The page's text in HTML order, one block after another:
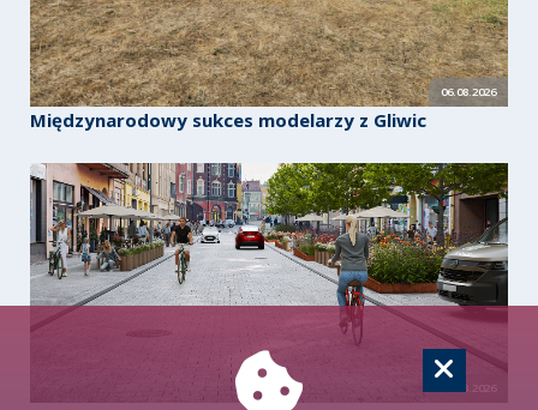
06.08.2026
Międzynarodowy sukces modelarzy z Gliwic
06.08.2026